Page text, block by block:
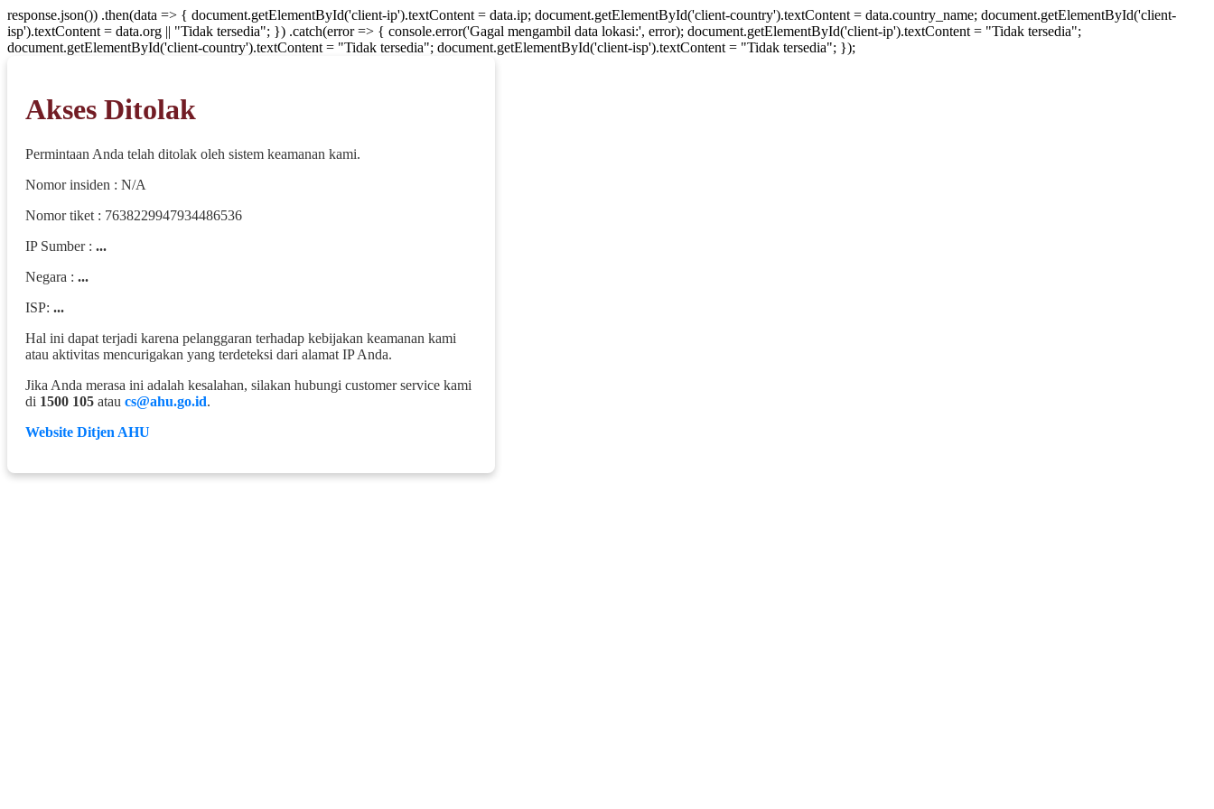
response.json()) .then(data => { document.getElementById('client-ip').textContent = data.ip; document.getElementById('client-country').textContent = data.country_name; document.getElementById('client-
isp').textContent = data.org || "Tidak tersedia"; }) .catch(error => { console.error('Gagal mengambil data lokasi:', error); document.getElementById('client-ip').textContent = "Tidak tersedia";
document.getElementById('client-country').textContent = "Tidak tersedia"; document.getElementById('client-isp').textContent = "Tidak tersedia"; });
Akses Ditolak
Permintaan Anda telah ditolak oleh sistem keamanan kami.
Nomor insiden : N/A
Nomor tiket : 7638229947934486536
IP Sumber : ...
Negara : ...
ISP: ...
Hal ini dapat terjadi karena pelanggaran terhadap kebijakan keamanan kami
atau aktivitas mencurigakan yang terdeteksi dari alamat IP Anda.
Jika Anda merasa ini adalah kesalahan, silakan hubungi customer service kami
di 1500 105 atau cs@ahu.go.id.
Website Ditjen AHU